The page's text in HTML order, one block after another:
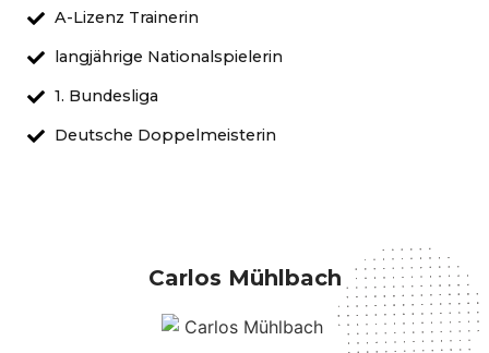
A-Lizenz Trainerin
langjährige Nationalspielerin
1. Bundesliga
Deutsche Doppelmeisterin
Carlos Mühlbach